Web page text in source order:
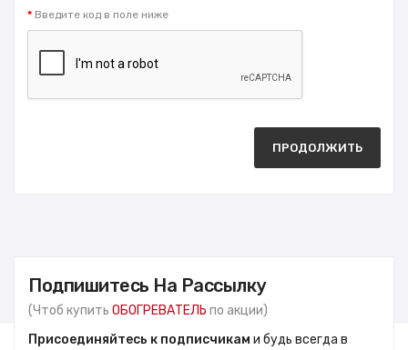
Введите код в поле ниже
ПРОДОЛЖИТЬ
Подпишитесь На Рассылку
(Чтоб купить ОБОГРЕВАТЕЛЬ по акции)
Присоединяйтесь к подписчикам и будь всегда в